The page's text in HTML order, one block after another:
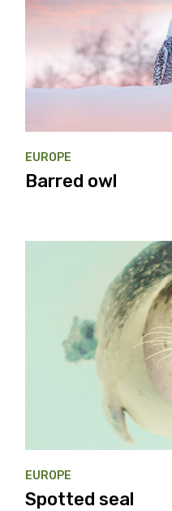
EUROPE
Barred owl
EUROPE
Spotted seal